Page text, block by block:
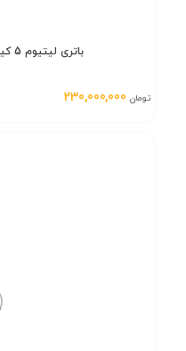
باتری لیتیوم 5 کیلووات ساعت برند Must
تومان